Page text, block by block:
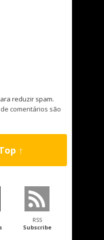
reduzir spam.
comentários são
↑
RSS
Subscribe